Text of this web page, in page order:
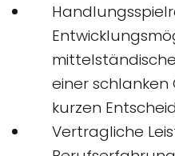
einer
kurzen
Vertragliche